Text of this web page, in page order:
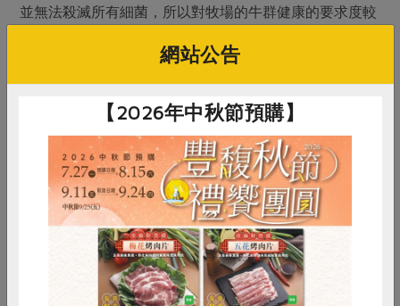
並無法殺滅所有細菌，所以對牧場的牛群健康的要求度較
這些條件，又堅持不生產添加色素香料的調味乳，四方乳
品符合了我們的需求，希望這樣的生產者在消費者的支持
下，能穩健經營，持續精進。
什麼是HTST 流程？
生乳利用預冷設備，將生乳降至4℃，透過板式熱交換，
升溫至85℃、6分鐘進行殺菌，透過板式熱交換，降溫至
70℃進行均質化，送回板式熱交換，以90℃、14秒的
HTST式殺菌，冷卻至4℃，充填包裝入箱。
RPET 食譜 減硝酸鹽
網站公告
【2026年中秋節預購】